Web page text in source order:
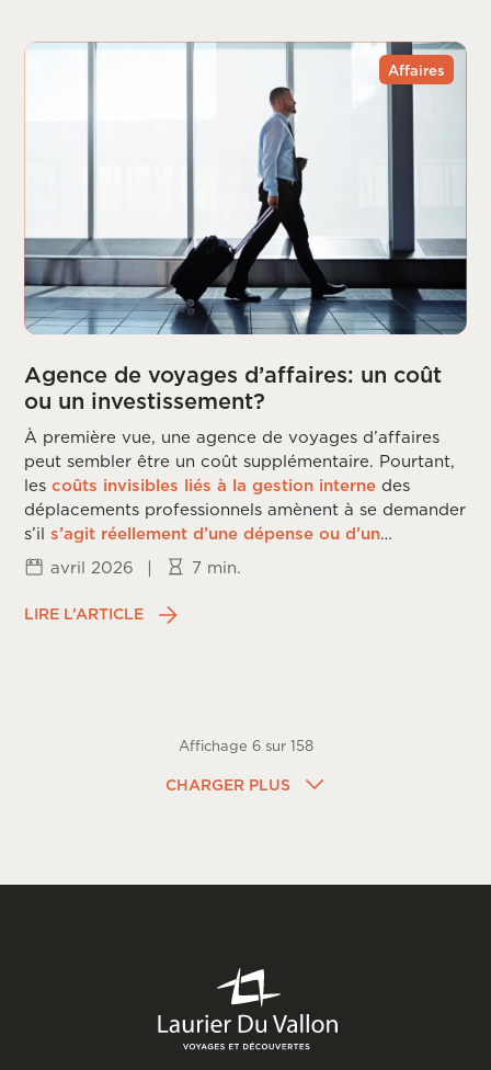
Affaires
Agence de voyages d’affaires: un coût
ou un investissement?
À première vue, une agence de voyages d’affaires
peut sembler être un coût supplémentaire. Pourtant,
lescoûts invisibles liés à la gestion interne des
déplacements professionnels amènent à se demander
s’il s’agit réellement d’une dépense ou d’un
investissement .
avril 2026 | 7 min.
LIRE L’ARTICLE
Affichage 6sur 158
CHARGER PLUS